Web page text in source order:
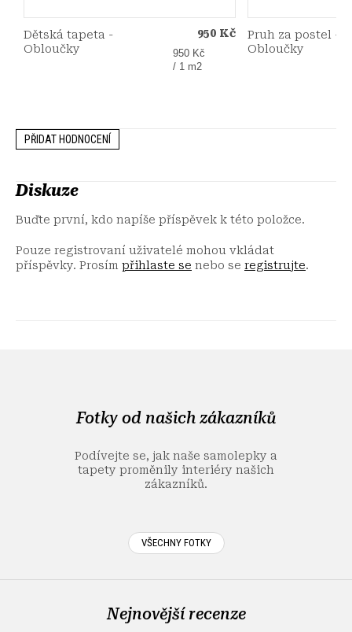
Dětská tapeta -
Obloučky
950 Kč
Měrná
cena:
950 Kč
/ 1 m2
Pruh za postel -
Obloučky
PŘIDAT HODNOCENÍ
Diskuze
Buďte první, kdo napíše příspěvek k této položce.
Pouze registrovaní uživatelé mohou vkládat
příspěvky. Prosím přihlaste se nebo se registrujte.
Fotky od našich zákazníků
Podívejte se, jak naše samolepky a
tapety proměnily interiéry našich
zákazníků.
VŠECHNY FOTKY
Nejnovější recenze